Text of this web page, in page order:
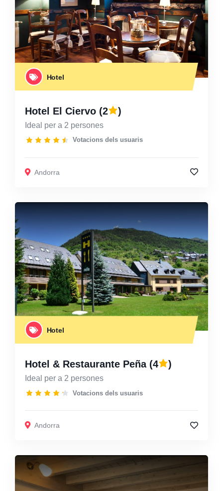
Hotel
Hotel El Ciervo (2 )
Ideal per a 2 persones
Votacions dels usuaris
Andorra
Hotel
Hotel & Restaurante Peña(4 )
Ideal per a 2 persones
Votacions dels usuaris
Andorra